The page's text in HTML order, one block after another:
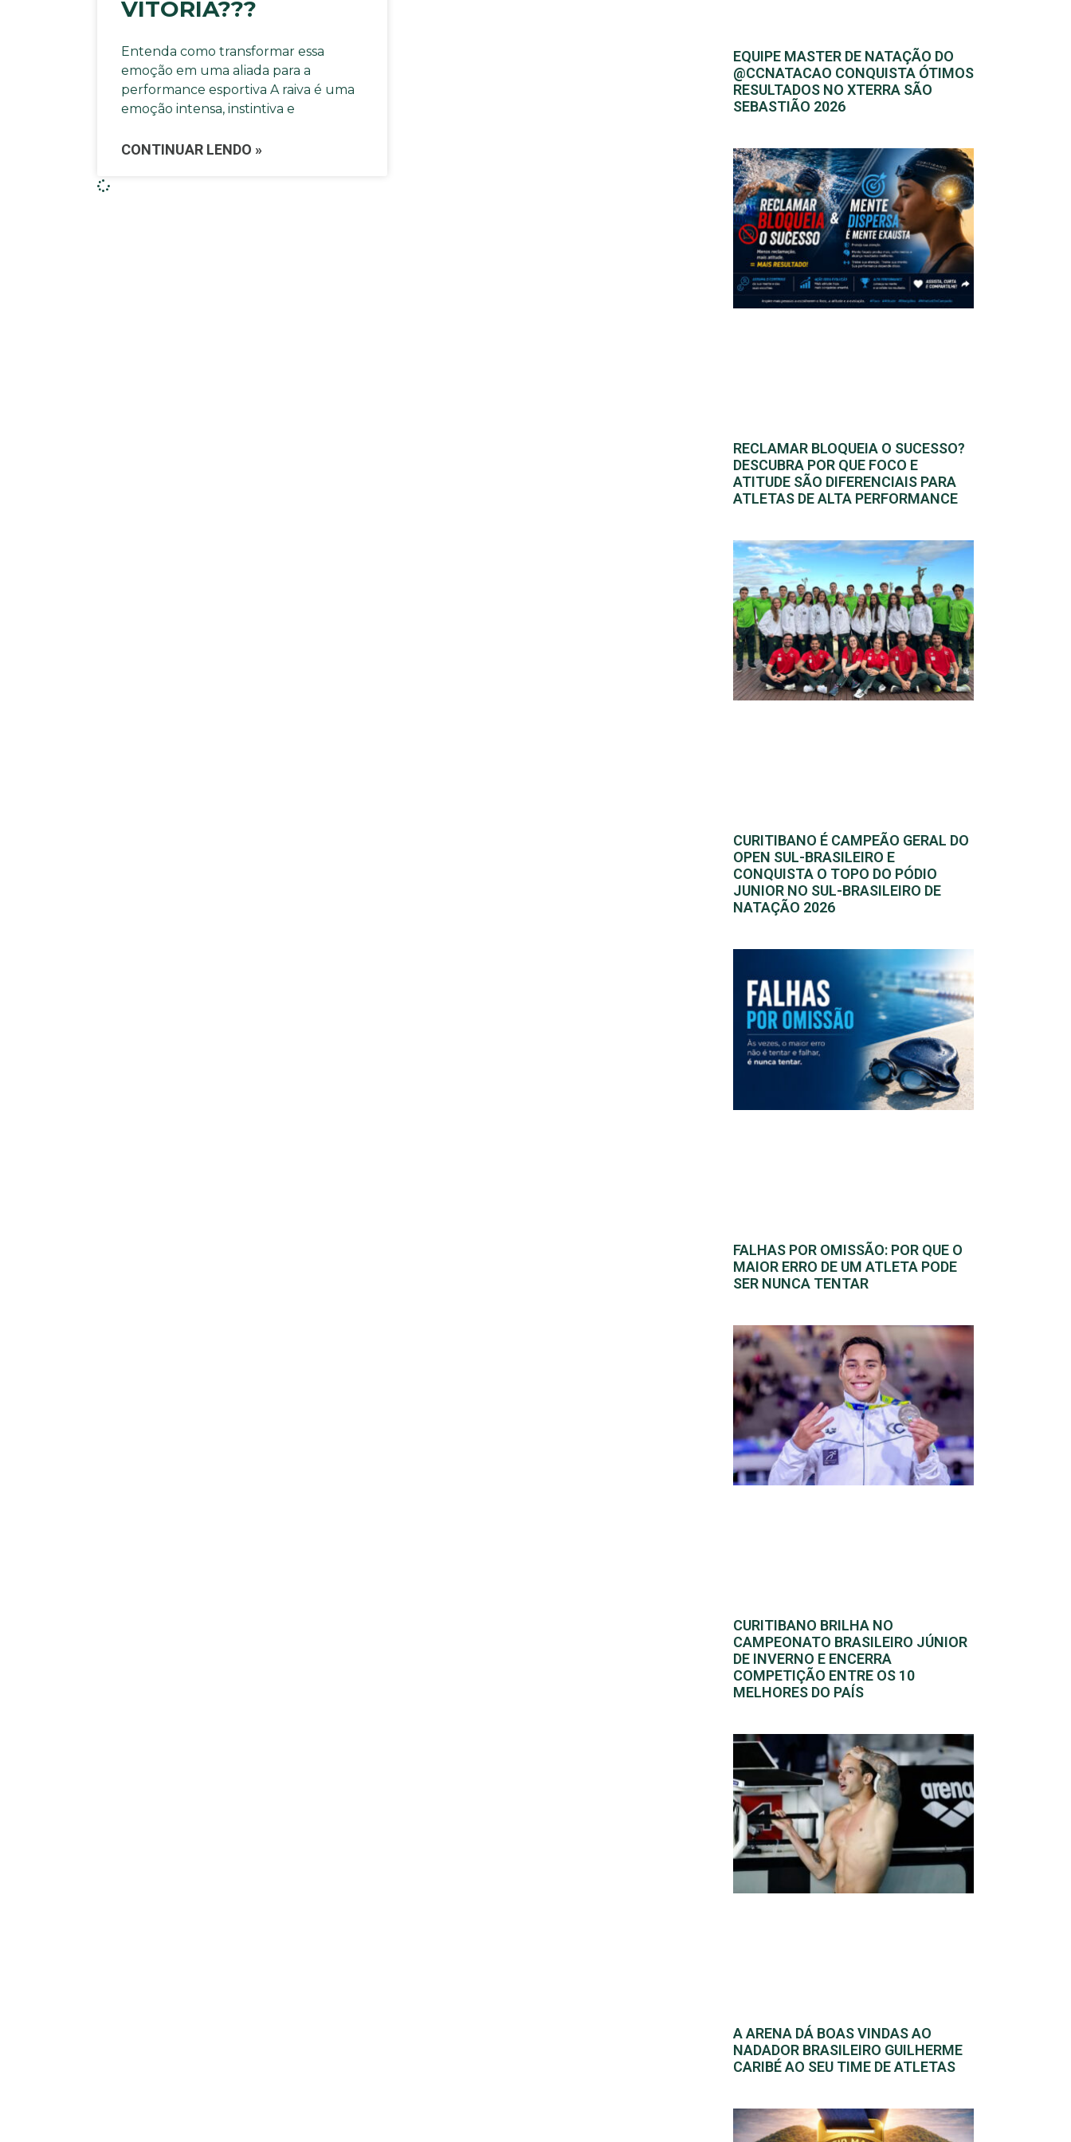
VITÓRIA???
Entenda como transformar essa
emoção em uma aliada para a
performance esportiva A raiva é uma
emoção intensa, instintiva e
CONTINUAR LENDO »
EQUIPE MASTER DE NATAÇÃO DO
@CCNATACAO CONQUISTA ÓTIMOS
RESULTADOS NO XTERRA SÃO
SEBASTIÃO 2026
RECLAMAR BLOQUEIA O SUCESSO?
DESCUBRA POR QUE FOCO E
ATITUDE SÃO DIFERENCIAIS PARA
ATLETAS DE ALTA PERFORMANCE
CURITIBANO É CAMPEÃO GERAL DO
OPEN SUL-BRASILEIRO E
CONQUISTA O TOPO DO PÓDIO
JUNIOR NO SUL-BRASILEIRO DE
NATAÇÃO 2026
FALHAS POR OMISSÃO: POR QUE O
MAIOR ERRO DE UM ATLETA PODE
SER NUNCA TENTAR
CURITIBANO BRILHA NO
CAMPEONATO BRASILEIRO JÚNIOR
DE INVERNO E ENCERRA
COMPETIÇÃO ENTRE OS 10
MELHORES DO PAÍS
A ARENA DÁ BOAS VINDAS AO
NADADOR BRASILEIRO GUILHERME
CARIBÉ AO SEU TIME DE ATLETAS